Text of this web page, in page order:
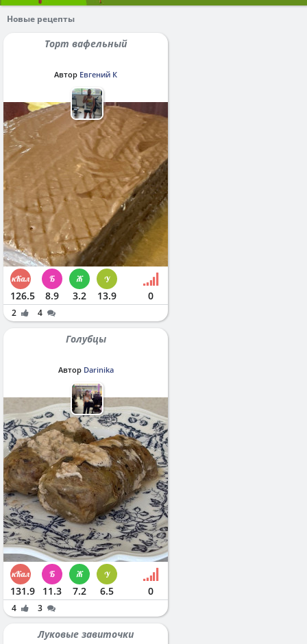
Новые рецепты
Торт вафельный
Автор Евгений К
126.5 8.9 3.2 13.9 0
2 4
Голубцы
Автор Darinika
131.9 11.3 7.2 6.5 0
4 3
Луковые завиточки